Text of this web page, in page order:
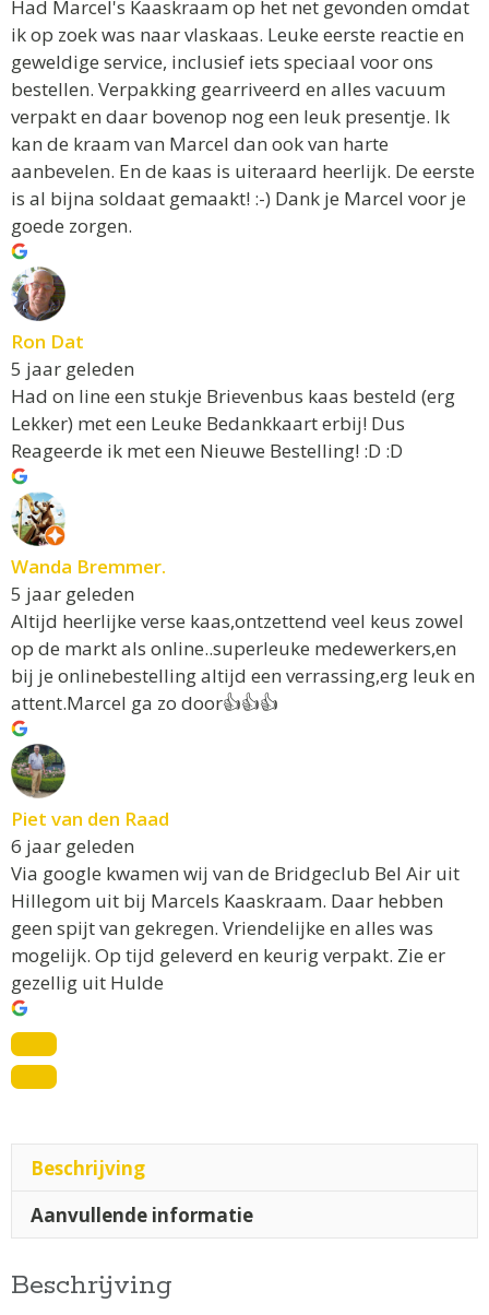
Had Marcel's Kaaskraam op het net gevonden omdat
ik op zoek was naar vlaskaas. Leuke eerste reactie en
geweldige service, inclusief iets speciaal voor ons
bestellen. Verpakking gearriveerd en alles vacuum
verpakt en daar bovenop nog een leuk presentje. Ik
kan de kraam van Marcel dan ook van harte
aanbevelen. En de kaas is uiteraard heerlijk. De eerste
is al bijna soldaat gemaakt! :-) Dank je Marcel voor je
goede zorgen.
Ron Dat
5 jaar geleden
Had on line een stukje Brievenbus kaas besteld (erg
Lekker) met een Leuke Bedankkaart erbij! Dus
Reageerde ik met een Nieuwe Bestelling! :D :D
Wanda Bremmer.
5 jaar geleden
Altijd heerlijke verse kaas,ontzettend veel keus zowel
op de markt als online..superleuke medewerkers,en
bij je onlinebestelling altijd een verrassing,erg leuk en
attent.Marcel ga zo door👍👍👍
Piet van den Raad
6 jaar geleden
Via google kwamen wij van de Bridgeclub Bel Air uit
Hillegom uit bij Marcels Kaaskraam. Daar hebben
geen spijt van gekregen. Vriendelijke en alles was
mogelijk. Op tijd geleverd en keurig verpakt. Zie er
gezellig uit Hulde
Beschrijving
Aanvullende informatie
Beschrijving